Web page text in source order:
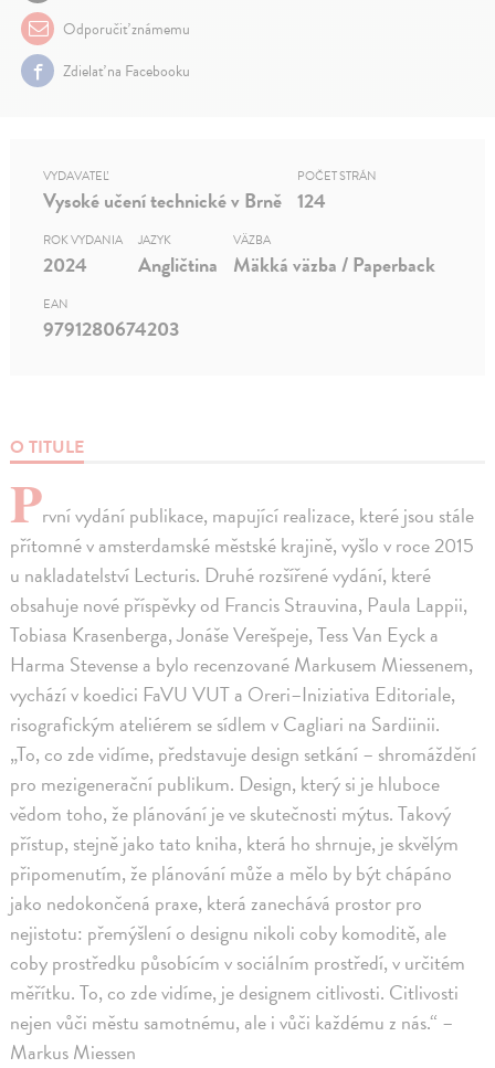
Odporučiť známemu
Zdielať na Facebooku
O TITULE
První vydání publikace, mapující realizace, které jsou stále
přítomné v amsterdamské městské krajině, vyšlo v roce 2015
u nakladatelství Lecturis. Druhé rozšířené vydání, které
obsahuje nové příspěvky od Francis Strauvina, Paula Lappii,
Tobiasa Krasenberga, Jonáše Verešpeje, Tess Van Eyck a
Harma Stevense a bylo recenzované Markusem Miessenem,
vychází v koedici FaVU VUT a Oreri–Iniziativa Editoriale,
risografickým ateliérem se sídlem v Cagliari na Sardiinii.
„To, co zde vidíme, představuje design setkání – shromáždění
pro mezigenerační publikum. Design, který si je hluboce
vědom toho, že plánování je ve skutečnosti mýtus. Takový
přístup, stejně jako tato kniha, která ho shrnuje, je skvělým
připomenutím, že plánování může a mělo by být chápáno
jako nedokončená praxe, která zanechává prostor pro
nejistotu: přemýšlení o designu nikoli coby komoditě, ale
coby prostředku působícím v sociálním prostředí, v určitém
měřítku. To, co zde vidíme, je designem citlivosti. Citlivosti
nejen vůči městu samotnému, ale i vůči každému z nás.“ –
Markus Miessen
VYDAVATEĽ
Vysoké učení technické v Brně
POČET STRÁN
124
ROK VYDANIA
2024
JAZYK
Angličtina
VÄZBA
Mäkká väzba / Paperback
EAN
9791280674203